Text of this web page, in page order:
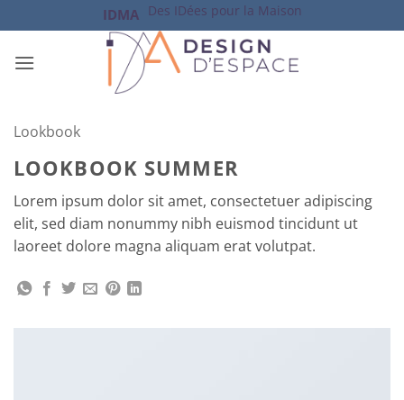
au
contenu
IDMA Des IDées pour la Maison
Lookbook
LOOKBOOK SUMMER
Lorem ipsum dolor sit amet, consectetuer adipiscing
elit, sed diam nonummy nibh euismod tincidunt ut
laoreet dolore magna aliquam erat volutpat.